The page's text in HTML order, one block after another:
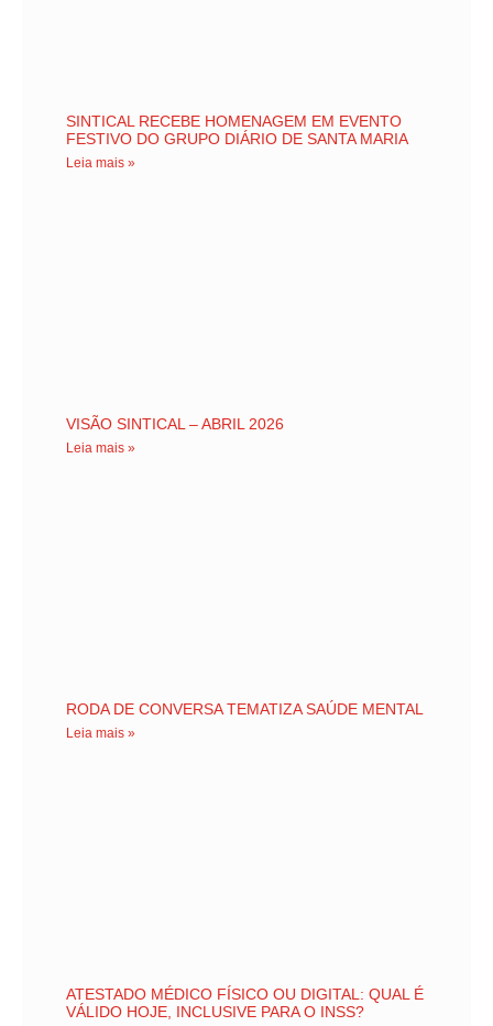
SINTICAL RECEBE HOMENAGEM EM EVENTO
FESTIVO DO GRUPO DIÁRIO DE SANTA MARIA
Leia mais »
VISÃO SINTICAL – ABRIL 2026
Leia mais »
RODA DE CONVERSA TEMATIZA SAÚDE MENTAL
Leia mais »
ATESTADO MÉDICO FÍSICO OU DIGITAL: QUAL É
VÁLIDO HOJE, INCLUSIVE PARA O INSS?